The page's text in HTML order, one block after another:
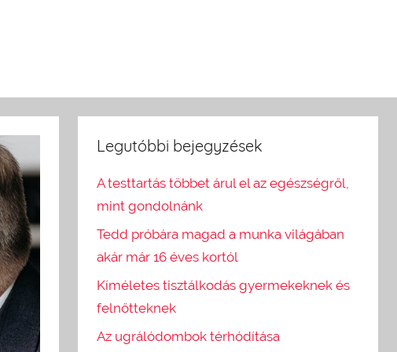
Legutóbbi bejegyzések
A testtartás többet árul el az egészségről,
mint gondolnánk
Tedd próbára magad a munka világában
akár már 16 éves kortól
Kíméletes tisztálkodás gyermekeknek és
felnőtteknek
Az ugrálódombok térhódítása